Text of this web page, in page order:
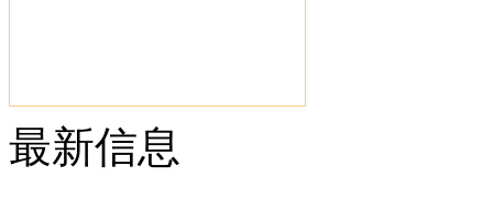
最新信息